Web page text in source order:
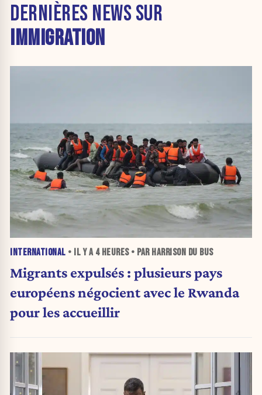
DERNIÈRES NEWS SUR
IMMIGRATION
INTERNATIONAL • IL Y A 4 HEURES• PAR HARRISON DU BUS
Migrants expulsés : plusieurs pays
européens négocient avec le Rwanda
pour les accueillir